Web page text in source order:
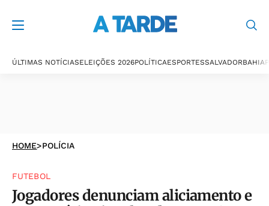
ÚLTIMAS NOTÍCIASELEIÇÕES 2026POLÍTICAESPORTESSALVADORBAHIA
HOME>POLÍCIA
FUTEBOL
Jogadores denunciam aliciamento e